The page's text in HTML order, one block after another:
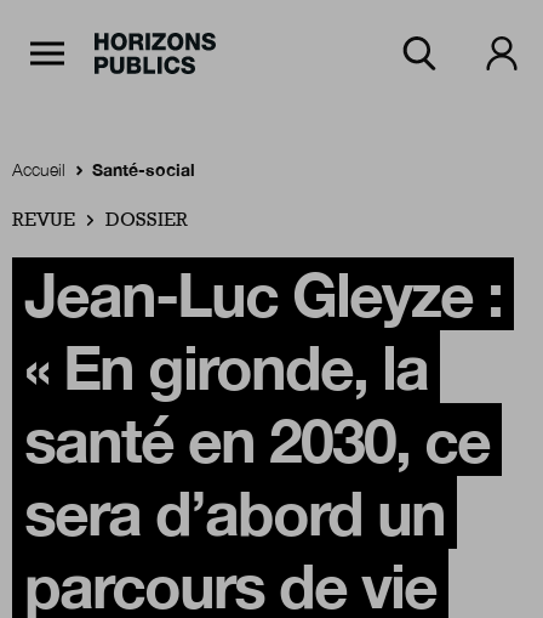
Accueil
Rubriques
Thèmes
Numéros
Boutique
Accueil Santé-social
REVUE DOSSIER
Jean-Luc Gleyze :
« En gironde, la
santé en 2030, ce
sera d’abord un
parcours de vie